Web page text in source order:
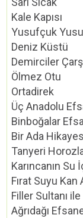
Kale Kapısı
Yusufçuk
Deniz Küstü
Demirciler
Ölmez Otu
Ortadirek
Üç Anadolu
Binboğalar
Bir Ada
Tanyeri
Karıncanın Su
Fırat Suyu Kan
Filler Sultanı ile
Ağrıdağı